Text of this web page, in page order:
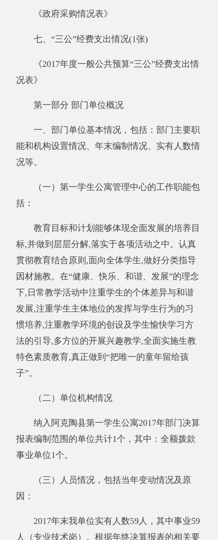
标,并做到层层分解,落实于各项活动之中。认真
因材施教。在“健康、快乐、和谐、发展”的理念
下,日常教学活动中注重学生的个体差异与和谐
惯培养,注重教学环境的创设及学生愉快学习方
法的引导,多方位的开展兴趣教学,全面实施生教
（二）单位机构情况
报表编制范围的单位共计1个，其中：全额拨款
事业单位1个。
（三）人员情况，包括当年变动情况及原
因：
2017年末我单位实有人数59人，其中事业59
人（专业技术岗）。根据年终决算报表的相关要
求，未填列退休人员（退休人员工资关系已转社
保局）。
变动的主要原因是根据工作的需要，事业单
位减少1人。
二、部门决算单位构成。
学校部门决算包括：第一学生公寓管理中心学校
室，分别是：党建办、校办、教务处、德育办、
教研室、民族团结办公室、财务室、团委、妇
委、安全办、总务处、爱卫会、七年级教研组、
序号 单位名称 备注